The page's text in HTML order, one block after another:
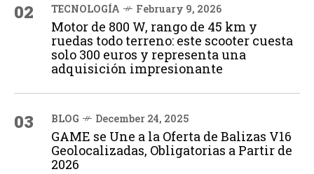
02 TECNOLOGÍA February 9, 2026
Motor de 800 W, rango de 45 km y
ruedas todo terreno: este scooter cuesta
solo 300 euros y representa una
adquisición impresionante
03 BLOG December 24, 2025
GAME se Une a la Oferta de Balizas V16
Geolocalizadas, Obligatorias a Partir de
2026